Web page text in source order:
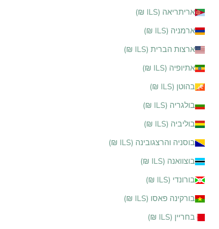
אריתריאה (ILS ₪)
ארמניה (ILS ₪)
ארצות הברית (ILS ₪)
אתיופיה (ILS ₪)
בהוטן (ILS ₪)
בולגריה (ILS ₪)
בוליביה (ILS ₪)
בוסניה והרצגובינה (ILS ₪)
בוצוואנה (ILS ₪)
בורונדי (ILS ₪)
בורקינה פאסו (ILS ₪)
בחריין (ILS ₪)